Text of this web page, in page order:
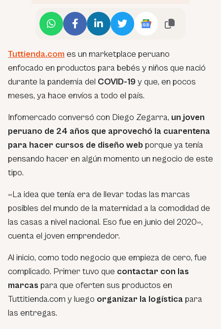
Tuttienda.com es un marketplace peruano
enfocado en productos para bebés y niños que nació
durante la pandemia del COVID-19 y que, en pocos
meses, ya hace envíos a todo el país.
Infomercado conversó con Diego Zegarra, un joven
peruano de 24 años que aprovechó la cuarentena
para hacer cursos de diseño web porque ya tenía
pensando hacer en algún momento un negocio de este
tipo.
«La idea que tenía era de llevar todas las marcas
posibles del mundo de la maternidad a la comodidad de
las casas a nivel nacional. Eso fue en junio del 2020»,
cuenta el joven emprendedor.
Al inicio, como todo negocio que empieza de cero, fue
complicado. Primer tuvo que contactar con las
marcas para que oferten sus productos en
Tuttitienda.com y luego organizar la logística para
las entregas.